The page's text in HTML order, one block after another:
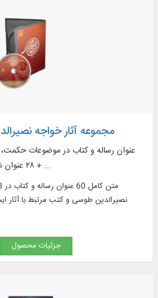
مجموعه آثار خواجه
... + ۲۸ عنوان شرح، ترجمه، حاشیه و تعلیقه
نصیرالدین طوسی و كتب مرتبط با آثار
جزئیات محصول